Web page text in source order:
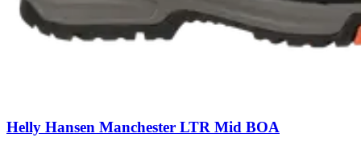
Helly Hansen Manchester LTR Mid BOA